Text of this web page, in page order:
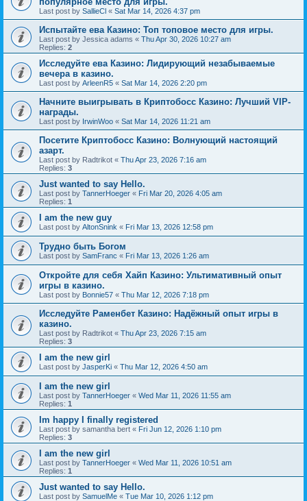
Last post by SallieCl « Sat Mar 14, 2026 4:37 pm
Испытайте ева Казино: Топ топовое место для игры.
Last post by Jessica adams « Thu Apr 30, 2026 10:27 am
Replies: 2
Исследуйте ева Казино: Лидирующий незабываемые
вечера в казино.
Last post by ArleenR5 « Sat Mar 14, 2026 2:20 pm
Начните выигрывать в Криптобосс Казино: Лучший VIP-
награды.
Last post by IrwinWoo « Sat Mar 14, 2026 11:21 am
Посетите Криптобосс Казино: Волнующий настоящий
азарт.
Last post by Radtrikot « Thu Apr 23, 2026 7:16 am
Replies: 3
Just wanted to say Hello.
Last post by TannerHoeger « Fri Mar 20, 2026 4:05 am
Replies: 1
I am the new guy
Last post by AltonSnink « Fri Mar 13, 2026 12:58 pm
Трудно быть Богом
Last post by SamFranc « Fri Mar 13, 2026 1:26 am
Откройте для себя Хайп Казино: Ультимативный опыт
игры в казино.
Last post by Bonnie57 « Thu Mar 12, 2026 7:18 pm
Исследуйте Раменбет Казино: Надёжный опыт игры в
казино.
Last post by Radtrikot « Thu Apr 23, 2026 7:15 am
Replies: 3
I am the new girl
Last post by JasperKi « Thu Mar 12, 2026 4:50 am
I am the new girl
Last post by TannerHoeger « Wed Mar 11, 2026 11:55 am
Replies: 1
Im happy I finally registered
Last post by samantha bert « Fri Jun 12, 2026 1:10 pm
Replies: 3
I am the new girl
Last post by TannerHoeger « Wed Mar 11, 2026 10:51 am
Replies: 1
Just wanted to say Hello.
Last post by SamuelMe « Tue Mar 10, 2026 1:12 pm